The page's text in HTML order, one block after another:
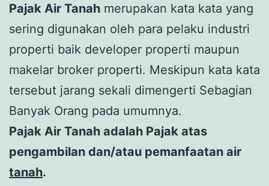
Pajak Air Tanah merupakan kata kata yang
sering digunakan oleh para pelaku industri
properti baik developer properti maupun
makelar broker properti. Meskipun kata kata
tersebut jarang sekali dimengerti Sebagian
Banyak Orang pada umumnya.
Pajak Air Tanah adalah Pajak atas
pengambilan dan/atau pemanfaatan air
tanah.